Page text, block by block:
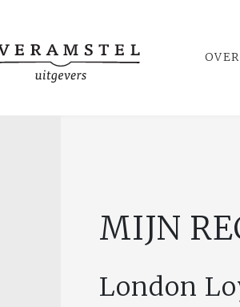
MIJN
London